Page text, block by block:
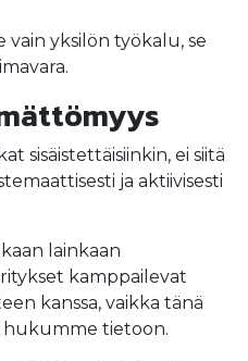
vain yksilön työkalu, se
sisäistettäisiinkin, ei siitä
ja aktiivisesti
lainkaan
kamppailevat
kanssa, vaikka tänä
hukumme tietoon.